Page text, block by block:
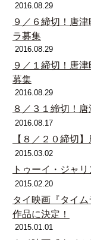
2016.08.29
９／６締切！唐
ラ募集
2016.08.29
９／１締切！唐
募集
2016.08.29
８／３１締切！
2016.08.17
【８／２０締切
2015.03.02
トゥーイ・ジャ
2015.02.20
タイ映画『タイ
作品に決定！
2015.01.01